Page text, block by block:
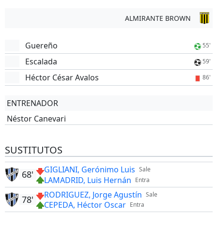
ALMIRANTE BROWN
Guereño 55'
Escalada 59'
Héctor César Avalos 86'
ENTRENADOR
Néstor Canevari
SUSTITUTOS
Sale
GIGLIANI, Gerónimo Luis
Entra
LAMADRID, Luis Hernán
68'
Sale
RODRIGUEZ, Jorge Agustín
Entra
CEPEDA, Héctor Oscar
78'